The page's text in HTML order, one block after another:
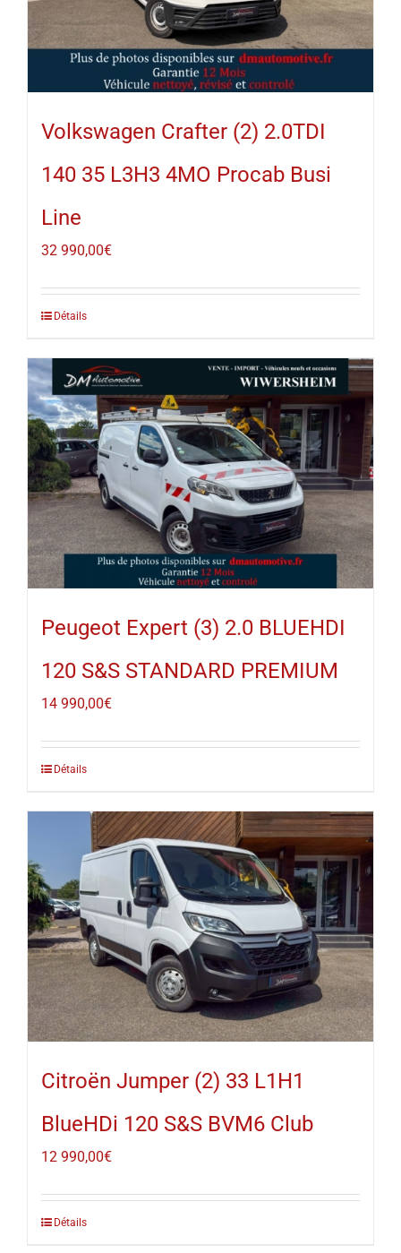
Volkswagen Crafter (2) 2.0TDI
140 35 L3H3 4MO Procab Busi
Line
32 990,00€
Détails
Peugeot Expert (3) 2.0 BLUEHDI
120 S&S STANDARD PREMIUM
14 990,00€
Détails
Citroën Jumper (2) 33 L1H1
BlueHDi 120 S&S BVM6 Club
12 990,00€
Détails